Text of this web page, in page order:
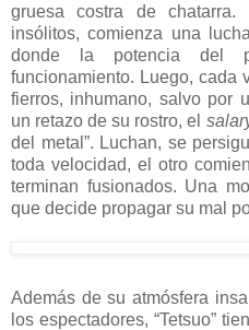
gruesa costra de chatarra.
insólitos, comienza una
donde la potencia del
funcionamiento. Luego, cada
fierros, inhumano, salvo por
un retazo de su rostro, el
del metal”. Luchan, se
toda velocidad, el otro
terminan fusionados. Una
que decide propagar su mal
Además de su atmósfera
los espectadores, “Tetsuo”